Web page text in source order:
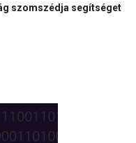
szomszédja segítséget